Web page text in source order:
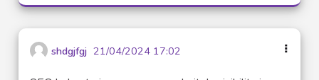
shdgjfgj 21/04/2024 17:02